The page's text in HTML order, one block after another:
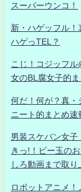
スーパーウンコ！
新・ハゲッフル！
ハゲっTEL？
こじ！コジッフ
女のBL腐女子的
何だ！何が？真
ニート的まとめ速
男装スケバン女子
きっ!！ビー玉の
しろ動画まで取り
ロボットアニメ！